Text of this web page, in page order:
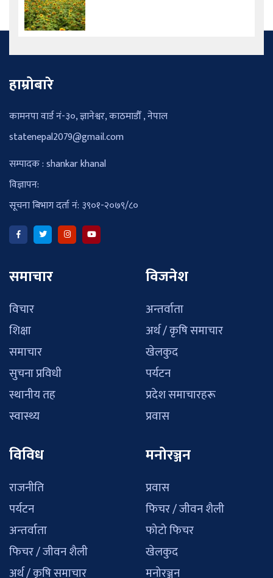
हाम्रोबारे
कामनपा वार्ड नं-३०, ज्ञानेश्वर, काठमाडौँ , नेपाल
statenepal2079@gmail.com
सम्पादक : shankar khanal
विज्ञापन:
सूचना बिभाग दर्ता नं: ३९०१-२०७९/८०
समाचार
विचार
शिक्षा
समाचार
सुचना प्रविधी
स्थानीय तह
स्वास्थ्य
विजनेश
अन्तर्वाता
अर्थ / कृषि समाचार
खेलकुद
पर्यटन
प्रदेश समाचारहरू
प्रवास
विविध
राजनीति
पर्यटन
अन्तर्वाता
फिचर / जीवन शैली
अर्थ / कृषि समाचार
मनोरञ्जन
प्रवास
फिचर / जीवन शैली
फोटो फिचर
खेलकुद
मनोरञ्जन